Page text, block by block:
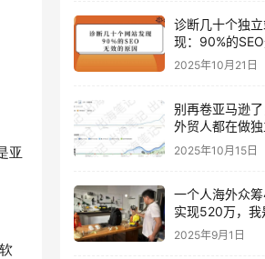
亚
诊断几十个独
现：90%的
因为忽略了这关
2025年10月21日
别再卷亚马逊
外贸人都在做独
海笔记
2025年10月15日
一个人海外众
实现520万，我
到的？丨出海笔
2025年9月1日